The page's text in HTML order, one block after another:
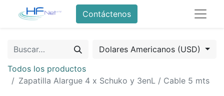
Contáctenos
Dolares Americanos (USD)
Todos los productos
Zapatilla Alargue 4 x Schuko y 3enL / Cable 5 mts